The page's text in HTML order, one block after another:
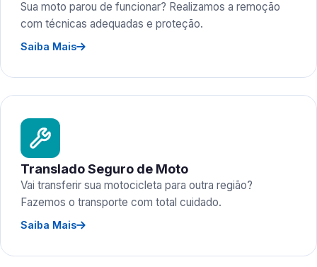
Sua moto parou de funcionar? Realizamos a remoção
com técnicas adequadas e proteção.
Saiba Mais
Translado Seguro de Moto
Vai transferir sua motocicleta para outra região?
Fazemos o transporte com total cuidado.
Saiba Mais